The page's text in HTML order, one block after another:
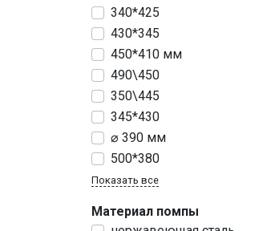
340*425
430*345
450*410 мм
490\450
350\445
345*430
⌀ 390 мм
500*380
Показать все
Материал помпы